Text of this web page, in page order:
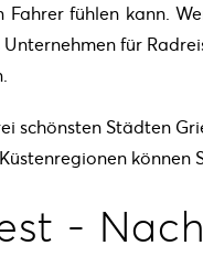
fühlen kann.
für
schönsten Städten
können
-